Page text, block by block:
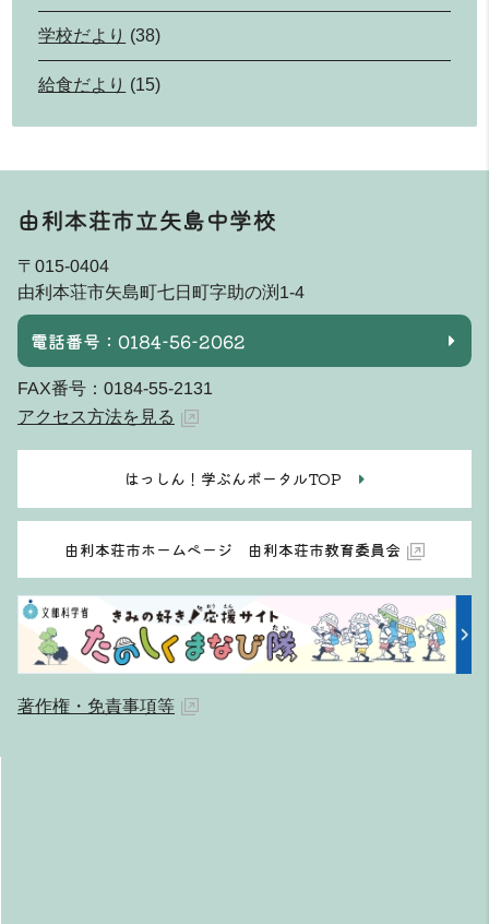
学校だより (38)
給食だより (15)
由利本荘市立矢島中学校
〒015-0404
由利本荘市矢島町七日町字助の渕1-4
電話番号：0184-56-2062
FAX番号：0184-55-2131
アクセス方法を見る
はっしん！学ぶんポータルTOP
由利本荘市ホームページ 由利本荘市教育委員会
著作権・免責事項等